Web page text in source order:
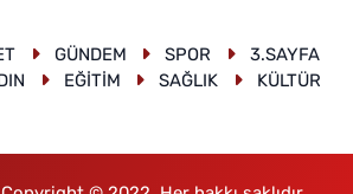
GÜNDEM SPOR
3.SAYFA
EĞİTİM SAĞLIK KÜLTÜR